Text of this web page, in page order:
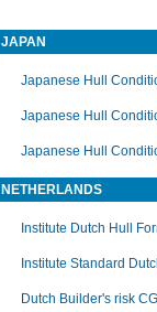
JAPAN
Japanese Hull
Japanese Hull
Japanese Hull
NETHERLANDS
Institute Dutch Hull
Institute Standard
Dutch Builder's risk